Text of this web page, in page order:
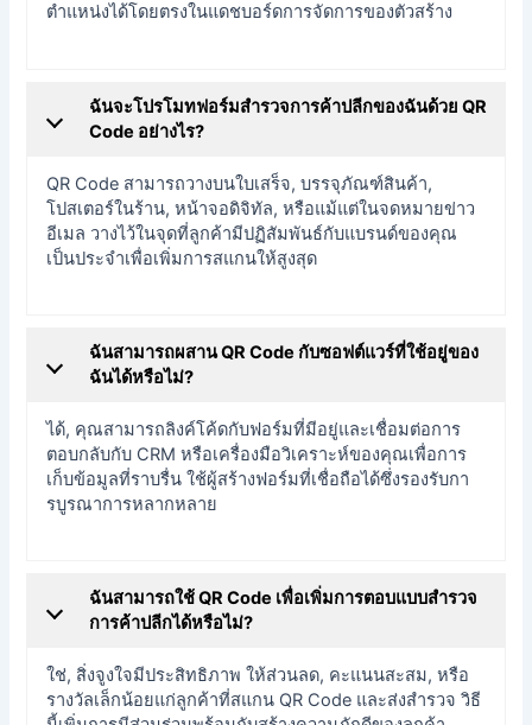
ตำแหน่งได้โดยตรงในแดชบอร์ดการจัดการของตัวสร้าง
ฉันจะโปรโมทฟอร์มสำรวจการค้าปลีกของฉันด้วย QR
Code อย่างไร?
QR Code สามารถวางบนใบเสร็จ, บรรจุภัณฑ์สินค้า,
โปสเตอร์ในร้าน, หน้าจอดิจิทัล, หรือแม้แต่ในจดหมายข่าว
อีเมล วางไว้ในจุดที่ลูกค้ามีปฏิสัมพันธ์กับแบรนด์ของคุณ
เป็นประจำเพื่อเพิ่มการสแกนให้สูงสุด
ฉันสามารถผสาน QR Code กับซอฟต์แวร์ที่ใช้อยู่ของ
ฉันได้หรือไม่?
ได้, คุณสามารถลิงค์โค้ดกับฟอร์มที่มีอยู่และเชื่อมต่อการ
ตอบกลับกับ CRM หรือเครื่องมือวิเคราะห์ของคุณเพื่อการ
เก็บข้อมูลที่ราบรื่น ใช้ผู้สร้างฟอร์มที่เชื่อถือได้ซึ่งรองรับกา
รบูรณาการหลากหลาย
ฉันสามารถใช้ QR Code เพื่อเพิ่มการตอบแบบสำรวจ
การค้าปลีกได้หรือไม่?
ใช่, สิ่งจูงใจมีประสิทธิภาพ ให้ส่วนลด, คะแนนสะสม, หรือ
รางวัลเล็กน้อยแก่ลูกค้าที่สแกน QR Code และส่งสำรวจ วิธี